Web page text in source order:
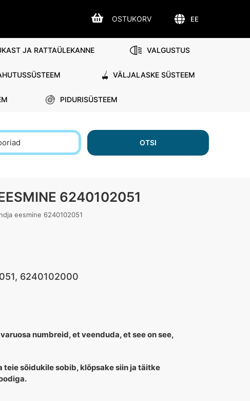
JA RATTAÜLEKANNE VALGUSTUS
VÄLJALASKE SÜSTEEM
PIDURISÜSTEEM
OTSI
6240102051
eesmine 6240102051
6240102000
numbreid, et veenduda, et see on see,
teie sõidukile sobib, klõpsake siin ja täitke
EE
OSTUKORV